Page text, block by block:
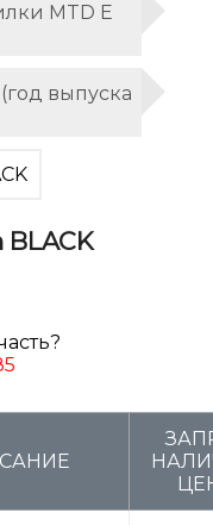
MTD E
выпуска
BLACK